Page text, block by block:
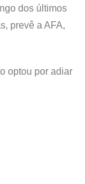
dos últimos
prevê a AFA,
optou por adiar